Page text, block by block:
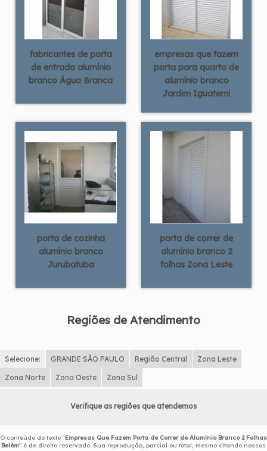
fabricantes de porta
de entrada alumínio
branco Água Branca
empresas que fazem
porta para quarto de
alumínio branco
Jardim Iguatemi
porta de cozinha
alumínio branco
Jurubatuba
porta de correr de
alumínio branco 2
folhas Zona Leste
Regiões de Atendimento
Selecione: GRANDE SÃO PAULO Região Central Zona Leste
Zona Norte Zona Oeste Zona Sul
Verifique as regiões que atendemos
O conteúdo do texto "Empresas Que Fazem Porta de Correr de Alumínio Branco 2 Folhas
Belém" é de direito reservado. Sua reprodução, parcial ou total, mesmo citando nossos